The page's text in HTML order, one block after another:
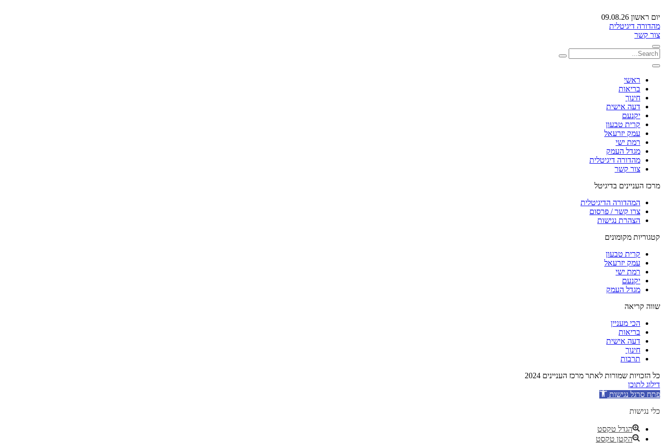
יום ראשון 09.08.26
מהדורה דיגיטלית
צור קשר
ראשי
בריאות
חינוך
דעה אישית
יקנעם
קרית טבעון
עמק יזרעאל
רמת ישי
מגדל העמק
מהדורה דיגיטלית
צור קשר
מרכז העניינים בדיגיטל
המהדורה הדיגיטלית
צרו קשר / פרסום
הצהרת נגישות
קטגוריות מקומונים
קרית טבעון
עמק יזרעאל
רמת ישי
יקנעם
מגדל העמק
שווה קריאה
הכי מעניין
בריאות
דעה אישית
חינוך
תרבות
כל הזכויות שמורות לאתר מרכז העניינים 2024
דילוג לתוכן
פתח סרגל נגישות
כלי נגישות
הגדל טקסט
הקטן טקסט